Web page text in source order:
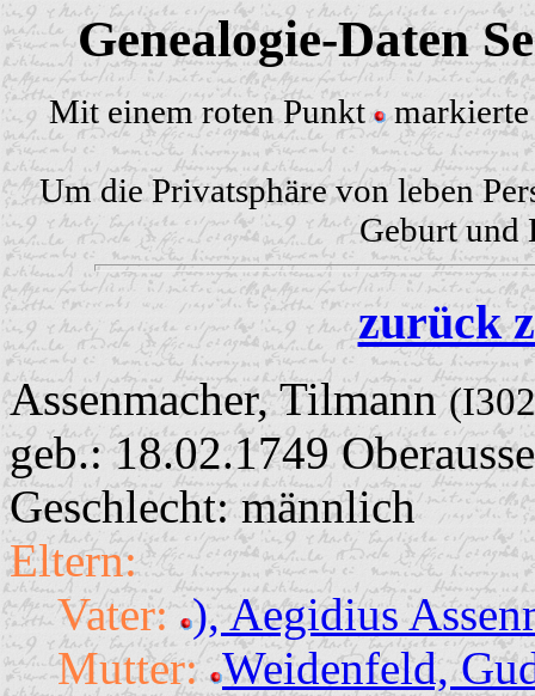
Genealogie-Daten
Mit einem roten Punkt markierte
Um die Privatsphäre von leben
Geburt und
zurück
Assenmacher, Tilmann
geb.: 18.02.1749
Geschlecht: männlich
Eltern:
Vater: ), Aegidius
Mutter: Weidenfeld,